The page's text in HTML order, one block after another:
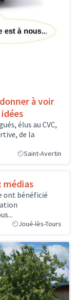
à voir
élus au CVC,
de la
Saint-Avertin
médias
ont bénéficié
Joué-lès-Tours